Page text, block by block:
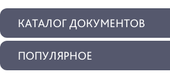
КАТАЛОГ ДОКУМЕНТОВ
ПОПУЛЯРНОЕ